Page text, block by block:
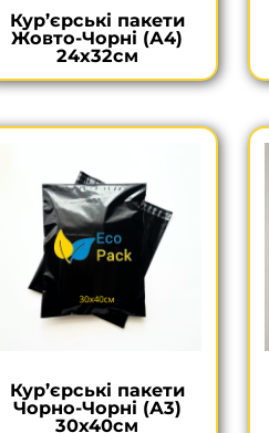
Кур’єрські пакети
Жовто-Чорні (А4)
24х32см
Кур’єрські пакети
Чорно-Чорні (А3)
30х40см